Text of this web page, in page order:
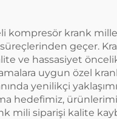
krank
süreçlerinden geçer.
ve hassasiyet
uygun özel
yenilikçi
hedefimiz,
mili siparişi kalite